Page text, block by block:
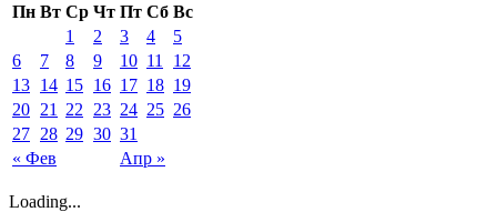
Пн Вт Ср Чт Пт Сб Вс
« Фев Апр »
1 2 3 4
5
6
7 8 9 10 11
12
13 14 15 16 17 18 19
20 21 22 23 24 25 26
27 28 29 30 31
Loading...